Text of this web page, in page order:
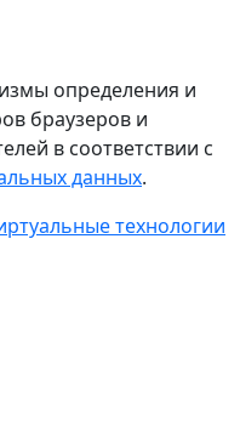
определения и
браузеров и
в соответствии с
данных.
технологии